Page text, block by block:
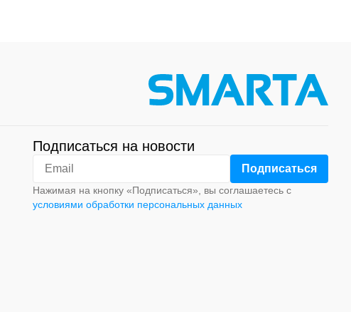
Подписаться на новости
Нажимая на кнопку «Подписаться», вы соглашаетесь с
условиями обработки персональных данных